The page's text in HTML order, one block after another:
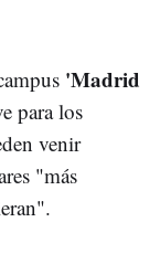
'Madrid
para los
venir
"más